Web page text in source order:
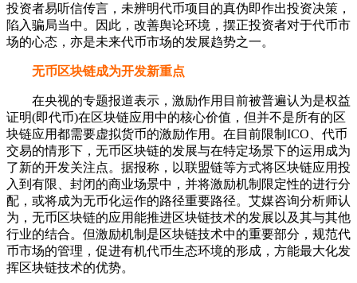
投资者易听信传言，未辨明代币项目的真伪即作出投资决策，
陷入骗局当中。因此，改善舆论环境，摆正投资者对于代币市
场的心态，亦是未来代币市场的发展趋势之一。
无币区块链成为开发新重点
在央视的专题报道表示，激励作用目前被普遍认为是权益
证明(即代币)在区块链应用中的核心价值，但并不是所有的区
块链应用都需要虚拟货币的激励作用。在目前限制ICO、代币
交易的情形下，无币区块链的发展与在特定场景下的运用成为
了新的开发关注点。据报称，以联盟链等方式将区块链应用投
入到有限、封闭的商业场景中，并将激励机制限定性的进行分
配，或将成为无币化运作的路径重要路径。艾媒咨询分析师认
为，无币区块链的应用能推进区块链技术的发展以及其与其他
行业的结合。但激励机制是区块链技术中的重要部分，规范代
币市场的管理，促进有机代币生态环境的形成，方能最大化发
挥区块链技术的优势。